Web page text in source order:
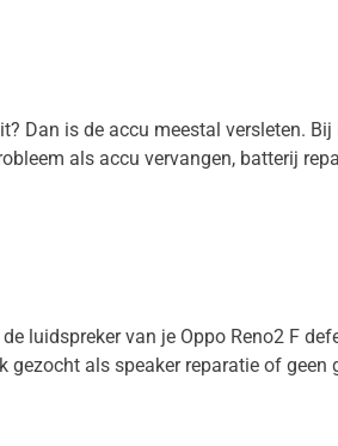
Dan is de accu meestal versleten.
als accu vervangen, batterij
luidspreker van je Oppo Reno2 F
als speaker reparatie of geen